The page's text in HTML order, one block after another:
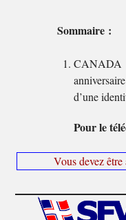
Sommaire :
d’une
Pour le
Vous devez